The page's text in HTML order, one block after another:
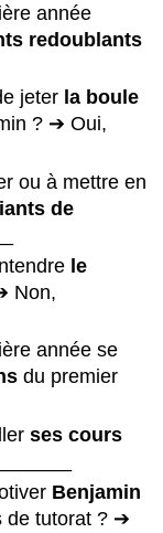
année
redoublants
jeter la boule
? ➔ Oui,
ou à mettre en
de
le
Non,
année se
du premier
ses cours
Benjamin
de tutorat ? ➔